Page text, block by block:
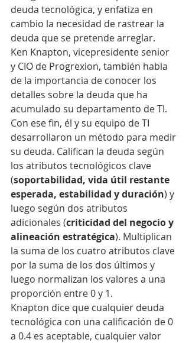
deuda tecnológica, y enfatiza en
cambio la necesidad de rastrear la
deuda que se pretende arreglar.
Ken Knapton, vicepresidente senior
y CIO de Progrexion, también habla
de la importancia de conocer los
detalles sobre la deuda que ha
acumulado su departamento de TI.
Con ese fin, él y su equipo de TI
desarrollaron un método para medir
su deuda. Califican la deuda según
los atributos tecnológicos clave
(soportabilidad, vida útil restante
esperada, estabilidad y duración) y
luego según dos atributos
adicionales (criticidad del negocio y
alineación estratégica). Multiplican
la suma de los cuatro atributos clave
por la suma de los dos últimos y
luego normalizan los valores a una
proporción entre 0 y 1.
Knapton dice que cualquier deuda
tecnológica con una calificación de 0
a 0.4 es aceptable, cualquier valor